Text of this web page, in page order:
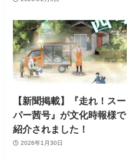
【新聞掲載】『走れ！スー
パー茜号』が文化時報様で
紹介されました！
2026年1月30日